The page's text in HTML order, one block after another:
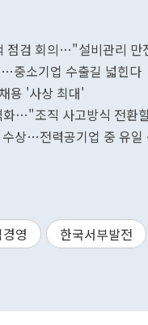
점검 회의…"설비관리 만
중소기업 수출길 넓힌다
용 '사상 최대'
화…"조직 사고방식 전환
상…전력공기업 중 유일
영 한국서부발전